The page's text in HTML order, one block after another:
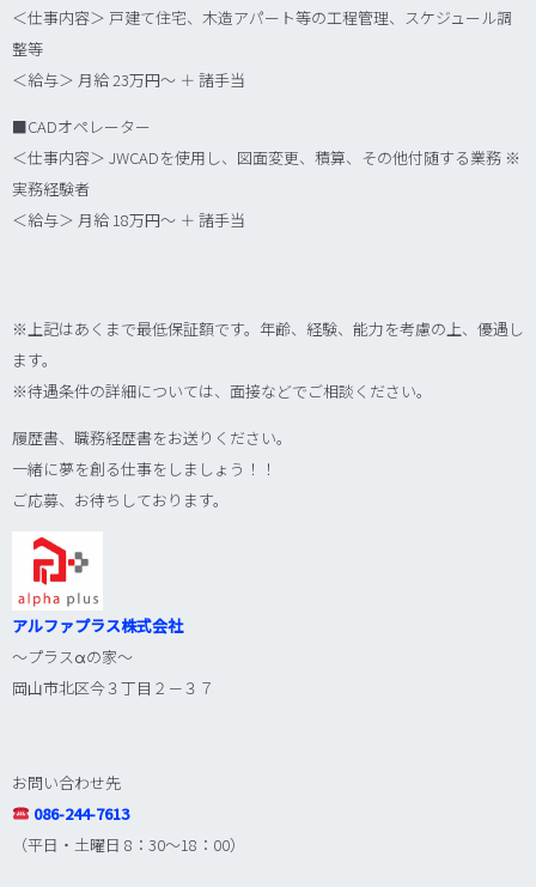
＜仕事内容＞ 戸建て住宅、木造アパート等の工程管理、スケジュール調
整等
＜給与＞ 月給 23万円～ ＋ 諸手当
■CADオペレーター
＜仕事内容＞ JWCADを使用し、図面変更、積算、その他付随する業務 ※
実務経験者
＜給与＞ 月給 18万円～ ＋ 諸手当
※上記はあくまで最低保証額です。年齢、経験、能力を考慮の上、優遇し
ます。
※待遇条件の詳細については、面接などでご相談ください。
履歴書、職務経歴書をお送りください。
一緒に夢を創る仕事をしましょう！！
ご応募、お待ちしております。
アルファプラス株式会社
～プラスαの家～
岡山市北区今３丁目２－３７
お問い合わせ先
086-244-7613
（平日・土曜日 8：30～18：00）